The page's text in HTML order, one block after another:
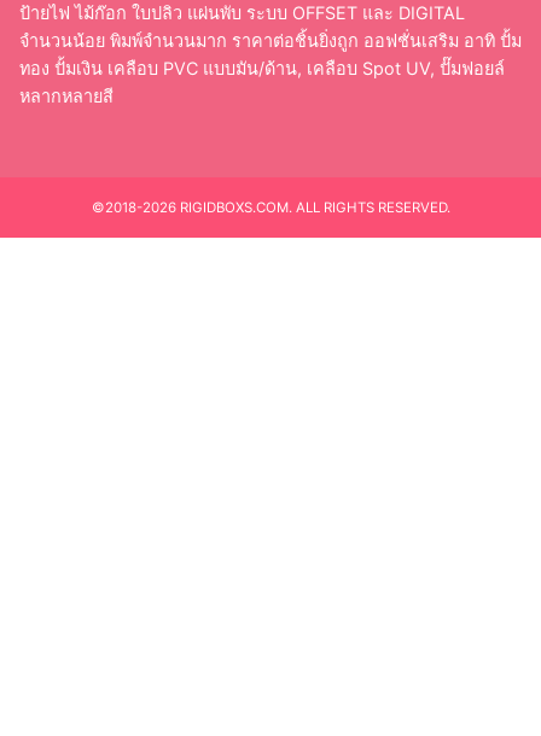
ป้ายไฟ ไม้ก๊อก ใบปลิว แผ่นพับ ระบบ OFFSET และ DIGITAL
จำนวนน้อย พิมพ์จำนวนมาก ราคาต่อชิ้นยิ่งถูก ออฟชั่นเสริม อาทิ ปั้ม
ทอง ปั้มเงิน เคลือบ PVC แบบมัน/ด้าน, เคลือบ Spot UV, ปั๊มฟอยล์
หลากหลายสี
©2018-2026 RIGIDBOXS.COM. ALL RIGHTS RESERVED.